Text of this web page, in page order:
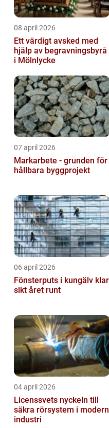
08 april 2026
Ett värdigt avsked med
hjälp av begravningsbyrå
i Mölnlycke
07 april 2026
Markarbete - grunden för
hållbara byggprojekt
06 april 2026
Fönsterputs i kungälv klar
sikt året runt
04 april 2026
Licenssvets nyckeln till
säkra rörsystem i modern
industri